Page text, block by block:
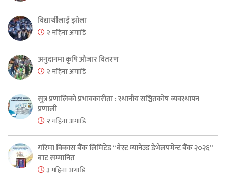
विद्यार्थीलाई झोला
२ महिना अगाडि
अनुदानमा कृषि औजार वितरण
२ महिना अगाडि
सुत्र प्रणालिको प्रभावकारीता : स्थानीय सञ्चितकोष व्यवस्थापन
प्रणाली
२ महिना अगाडि
गरिमा विकास बैंक लिमिटेड “बेस्ट म्यानेज्ड डेभेलपमेन्ट बैंक २०२६”
बाट सम्मानित
३ महिना अगाडि